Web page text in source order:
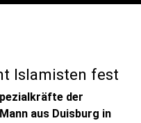
Islamisten fest
der
aus Duisburg in